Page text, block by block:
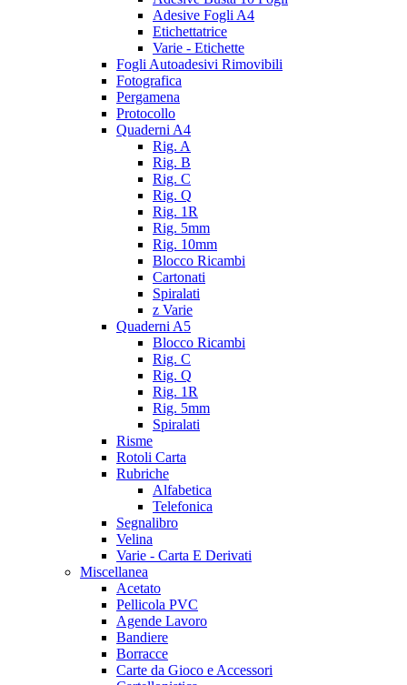
Adesive Fogli A4
Etichettatrice
Varie - Etichette
Fogli Autoadesivi Rimovibili
Fotografica
Pergamena
Protocollo
Quaderni A4
Rig. A
Rig. B
Rig. C
Rig. Q
Rig. 1R
Rig. 5mm
Rig. 10mm
Blocco Ricambi
Cartonati
Spiralati
z Varie
Quaderni A5
Blocco Ricambi
Rig. C
Rig. Q
Rig. 1R
Rig. 5mm
Spiralati
Risme
Rotoli Carta
Rubriche
Alfabetica
Telefonica
Segnalibro
Velina
Varie - Carta E Derivati
Miscellanea
Acetato
Pellicola PVC
Agende Lavoro
Bandiere
Borracce
Carte da Gioco e Accessori